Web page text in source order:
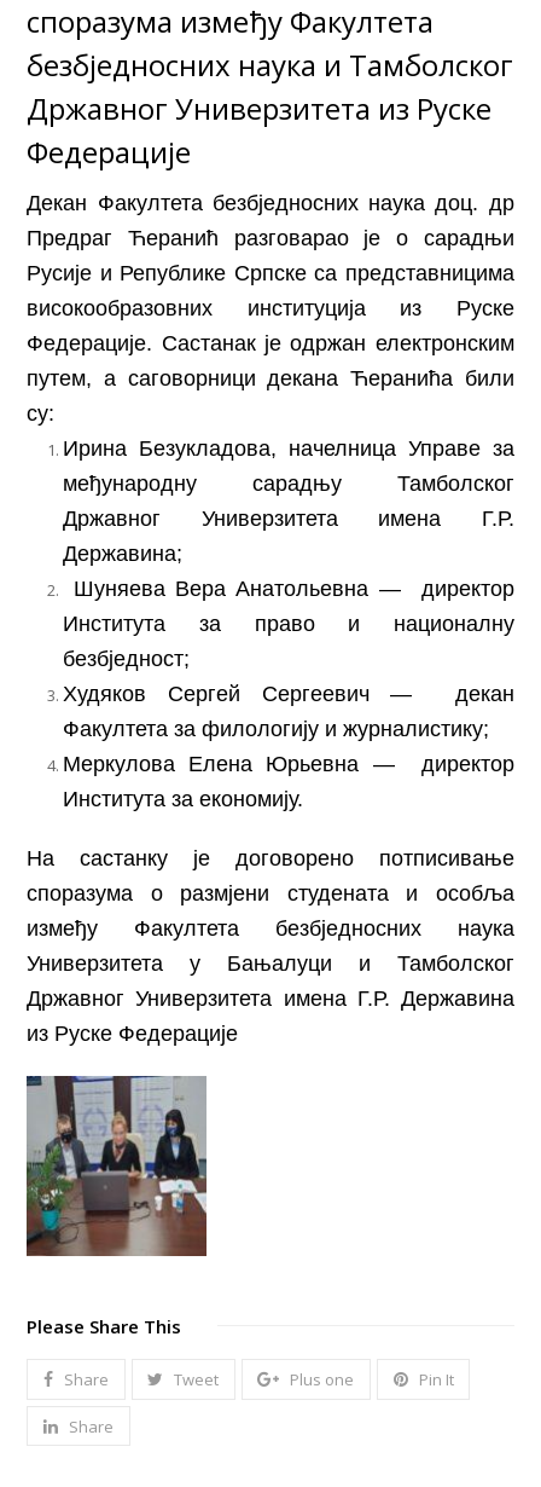
споразума између Факултета
безбједносних наука и Тамболског
Државног Универзитета из Руске
Федерације
Декан Факултета безбједносних наука доц. др
Предраг Ћеранић разговарао је о сарадњи
Русије и Републике Српске са представницима
високообразовних институција из Руске
Федерације. Састанак је одржан електронским
путем, а саговорници декана Ћеранића били
су:
Ирина Безукладова, начелница Управе за
међународну сарадњу Тамболског
Државног Универзитета имена Г.Р.
Державина;
Шуняева Вера Анатольевна — директор
Института за право и националну
безбједност;
Худяков Сергей Сергеевич — декан
Факултета за филологију и журналистику;
Меркулова Елена Юрьевна — директор
Института за економију.
На састанку је договорено потписивање
споразума о размјени студената и особља
између Факултета безбједносних наука
Универзитета у Бањалуци и Тамболског
Државног Универзитета имена Г.Р. Державина
из Руске Федерације
Please Share This
Share Tweet Plus one Pin It
Share